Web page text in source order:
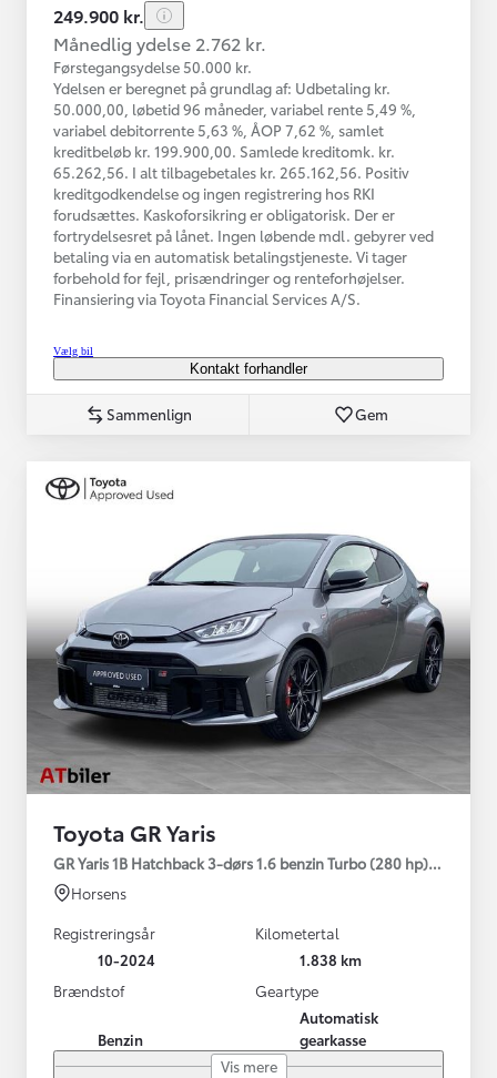
249.900 kr.
Månedlig ydelse 2.762 kr.
Førstegangsydelse 50.000 kr.
Ydelsen er beregnet på grundlag af: Udbetaling kr.
50.000,00, løbetid 96 måneder, variabel rente 5,49 %,
variabel debitorrente 5,63 %, ÅOP 7,62 %, samlet
kreditbeløb kr. 199.900,00. Samlede kreditomk. kr.
65.262,56. I alt tilbagebetales kr. 265.162,56. Positiv
kreditgodkendelse og ingen registrering hos RKI
forudsættes. Kaskoforsikring er obligatorisk. Der er
fortrydelsesret på lånet. Ingen løbende mdl. gebyrer ved
betaling via en automatisk betalingstjeneste. Vi tager
forbehold for fejl, prisændringer og renteforhøjelser.
Finansiering via Toyota Financial Services A/S.
Vælg bil
Kontakt forhandler
Sammenlign Gem
Toyota GR Yaris
GR Yaris 1B Hatchback 3-dørs 1.6 benzin Turbo (280 hp) Aut.
Horsens
Registreringsår
10-2024
Kilometertal
1.838 km
Brændstof
Benzin
Geartype
Automatisk
gearkasse
Vis mere